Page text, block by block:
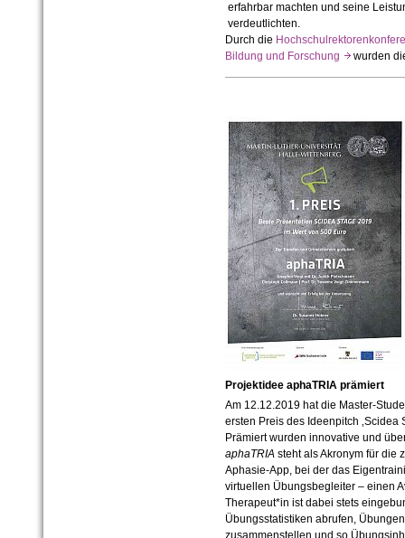
erfahrbar machten und seine
verdeutlichten.
Durch die
Bildung und Forschungwurden
Projektidee aphaTRIA prämiert
Am 12.12.2019 hat die Master-
ersten Preis des Ideenpitch ‚Scidea
Prämiert wurden innovative und
aphaTRIAsteht als Akronym für die
Aphasie-App, bei der das
virtuellen Übungsbegleiter – einen
Therapeut*in ist dabei stets
Übungsstatistiken abrufen,